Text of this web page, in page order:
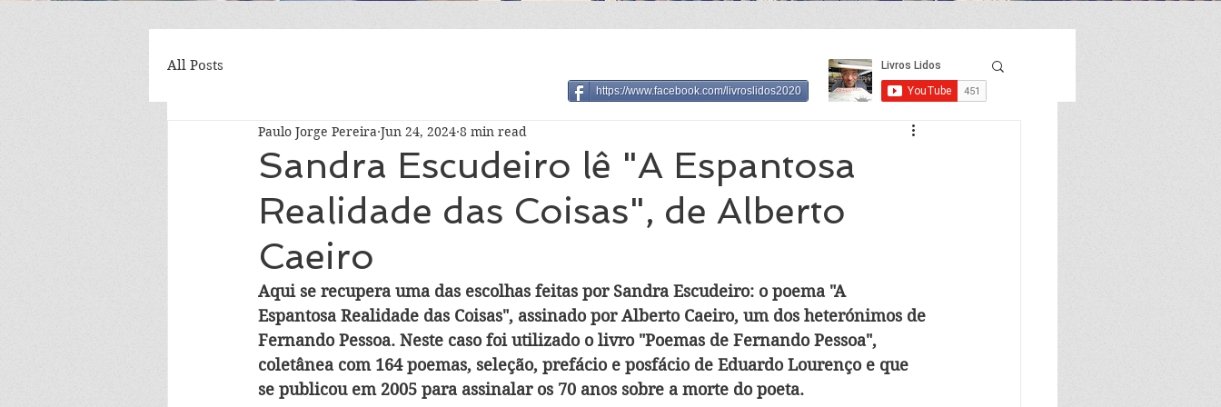
All Posts
Sandra Escudeiro lê "A Espantosa
Realidade das Coisas", de Alberto
Caeiro
Paulo Jorge Pereira Jun 24, 2024 8 min read
Aqui se recupera uma das escolhas feitas por Sandra Escudeiro: o poema "A
Espantosa Realidade das Coisas", assinado por Alberto Caeiro, um dos heterónimos de
Fernando Pessoa. Neste caso foi utilizado o livro "Poemas de Fernando Pessoa",
coletânea com 164 poemas, seleção, prefácio e posfácio de Eduardo Lourenço e que
se publicou em 2005 para assinalar os 70 anos sobre a morte do poeta.
https://www.facebook.com/livroslidos2020